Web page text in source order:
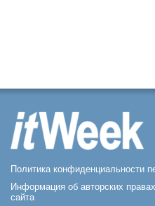
Политика конфиденциальности
Информация об авторских
сайта